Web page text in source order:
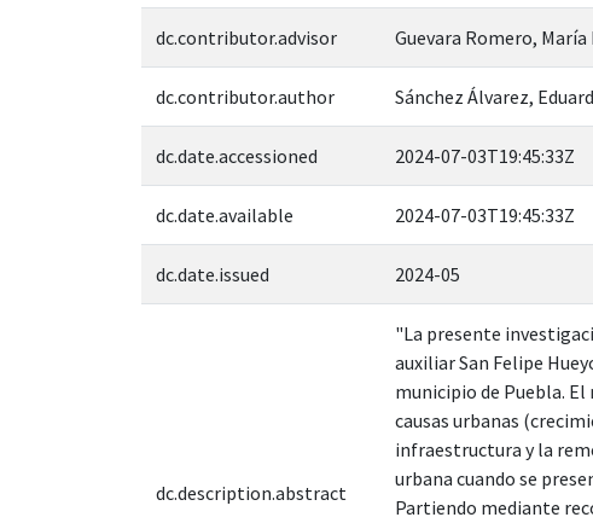
dc.contributor.advisor Guevara Romero,
dc.contributor.author Sánchez Álvarez,
dc.date.accessioned 2024-07-03T19:45:33Z
dc.date.available 2024-07-03T19:45:33Z
dc.date.issued 2024-05
dc.description.abstract
"La presente
auxiliar San Felipe
municipio de Puebla.
causas urbanas
infraestructura y la
urbana cuando se
Partiendo mediante